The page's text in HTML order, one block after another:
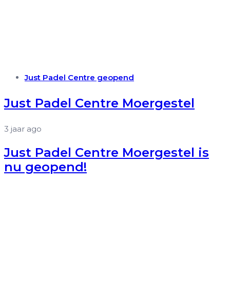
Tags Just Padel Centre geopend
Just Padel Centre Moergestel
3 jaar ago
Just Padel Centre Moergestel is
nu geopend!